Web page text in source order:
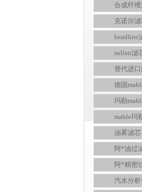
合成纤
克诺尔
headline
sullair滤
替代进
德国
玛勒
mahle玛
油雾滤芯
阿*油过
阿*精密
汽水分